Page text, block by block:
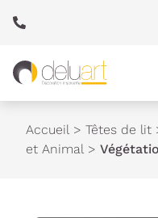
Accueil > Têtes de lit
et Animal >